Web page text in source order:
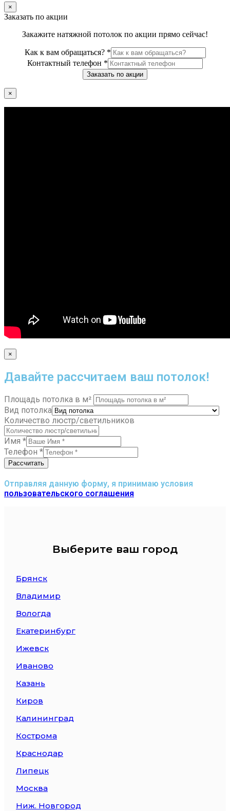
×
Заказать по акции
Закажите натяжной потолок по акции прямо сейчас!
Как к вам обращаться? *
Контактный телефон *
Заказать по акции
×
×
Давайте рассчитаем ваш потолок!
Площадь потолка в м²
Вид потолка
Количество люстр/светильников
Имя *
Телефон *
Рассчитать
Отправляя данную форму, я принимаю условия
пользовательского соглашения
Выберите ваш город
Брянск
Владимир
Вологда
Екатеринбург
Ижевск
Иваново
Казань
Киров
Калининград
Кострома
Краснодар
Липецк
Москва
Ниж. Новгород